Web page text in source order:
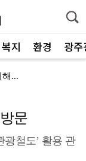
복지 환경 광
해...
전남광주특별시, 해남 '400MW 태양광' 착공…SK하...
전남광주특별시 '폭염 비상', 온열질환 고위험군 특별 ...
문
광철도’ 활용 관